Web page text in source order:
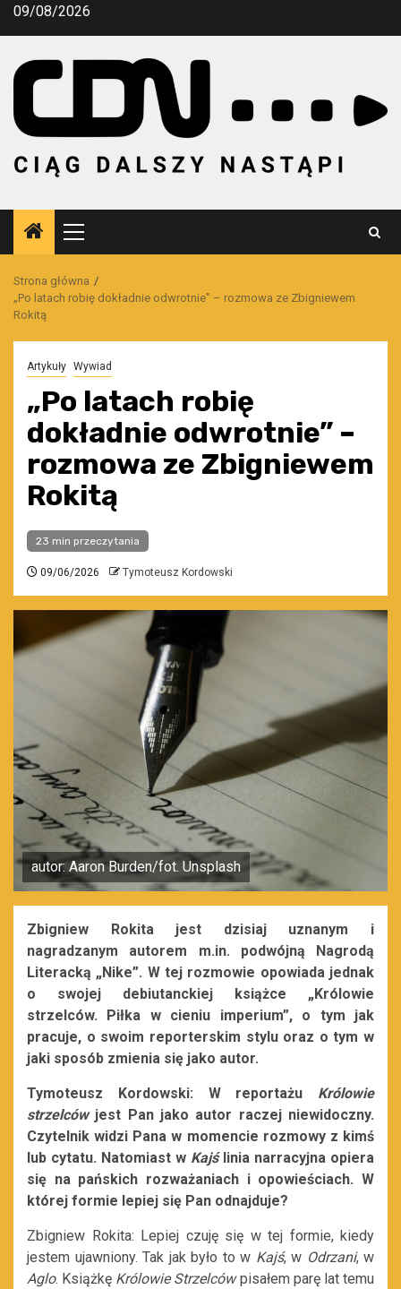
Przejdź
09/08/2026
Menu
główne
Strona główna
„Po latach robię dokładnie odwrotnie” – rozmowa ze Zbigniewem
Rokitą
Artykuły Wywiad
„Po latach robię
dokładnie odwrotnie” –
rozmowa ze Zbigniewem
Rokitą
23 min przeczytania
09/06/2026 Tymoteusz Kordowski
autor: Aaron Burden/fot. Unsplash
Zbigniew Rokita jest dzisiaj uznanym i
nagradzanym autorem m.in. podwójną Nagrodą
Literacką „Nike”. W tej rozmowie opowiada jednak
o swojej debiutanckiej książce „Królowie
strzelców. Piłka w cieniu imperium”, o tym jak
pracuje, o swoim reporterskim stylu oraz o tym w
jaki sposób zmienia się jako autor.
Tymoteusz Kordowski: W reportażu Królowie
strzelcówjest Pan jako autor raczej niewidoczny.
Czytelnik widzi Pana w momencie rozmowy z kimś
lub cytatu. Natomiast w Kajślinia narracyjna opiera
się na pańskich rozważaniach i opowieściach. W
której formie lepiej się Pan odnajduje?
Zbigniew Rokita: Lepiej czuję się w tej formie, kiedy
jestem ujawniony. Tak jak było to w Kajś, w Odrzani, w
Aglo. Książkę Królowie Strzelcówpisałem parę lat temu